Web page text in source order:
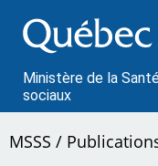
au
contenu
Ministère de la
sociaux
MSSS /